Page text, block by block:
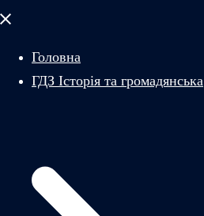
Закрити
Головна
ГДЗ Історія та громадянська